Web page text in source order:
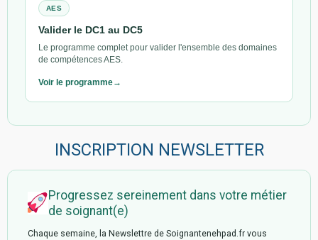
AES
Valider le DC1 au DC5
Le programme complet pour valider l'ensemble des domaines
de compétences AES.
Voir le programme
INSCRIPTION NEWSLETTER
Progressez sereinement dans votre métier
de soignant(e)
Chaque semaine, la Newslettre de Soignantenehpad.fr vous